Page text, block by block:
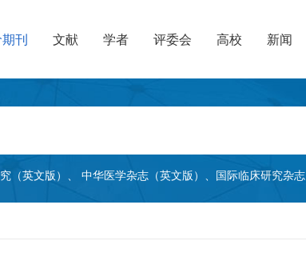
刊 文献 学者 评委会 高校 新闻
（英文版） 中华医学杂志（英文版） 国际临床研究杂志